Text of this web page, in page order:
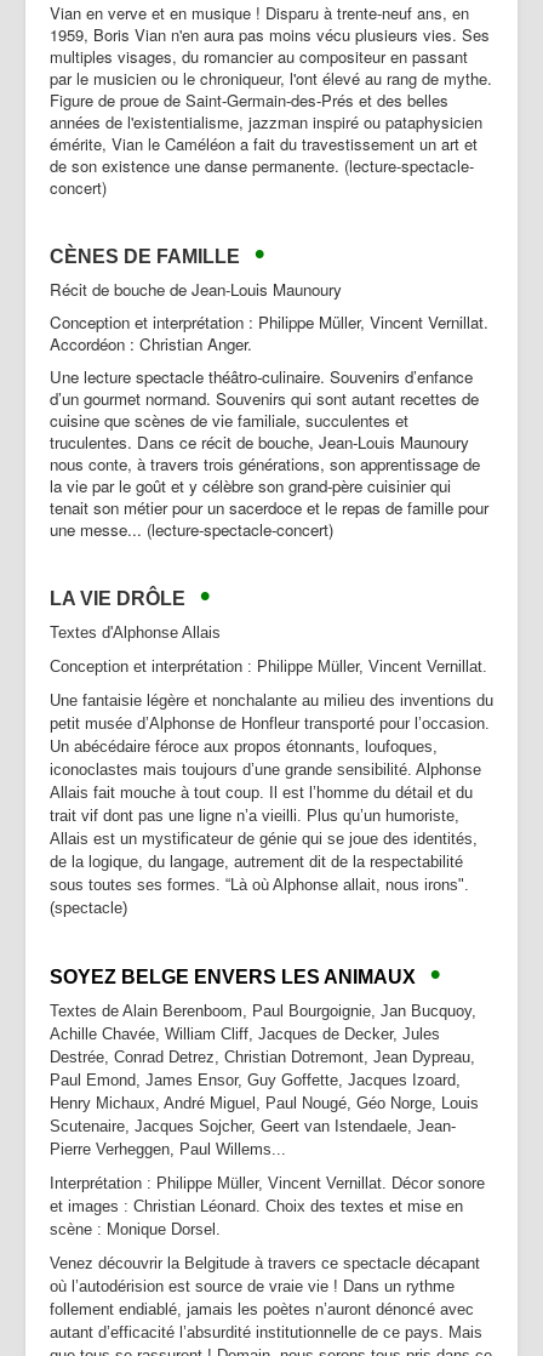
Vian en verve et en musique ! Disparu à trente-neuf ans, en
1959, Boris Vian n'en aura pas moins vécu plusieurs vies. Ses
multiples visages, du romancier au compositeur en passant
par le musicien ou le chroniqueur, l'ont élevé au rang de mythe.
Figure de proue de Saint-Germain-des-Prés et des belles
années de l'existentialisme, jazzman inspiré ou pataphysicien
émérite, Vian le Caméléon a fait du travestissement un art et
de son existence une danse permanente. (lecture-spectacle-
concert)
CÈNES DE FAMILLE •
Récit de bouche de Jean-Louis Maunoury
Conception et interprétation : Philippe Müller, Vincent Vernillat.
Accordéon : Christian Anger.
Une lecture spectacle théâtro-culinaire. Souvenirs d’enfance
d’un gourmet normand. Souvenirs qui sont autant recettes de
cuisine que scènes de vie familiale, succulentes et
truculentes. Dans ce récit de bouche, Jean-Louis Maunoury
nous conte, à travers trois générations, son apprentissage de
la vie par le goût et y célèbre son grand-père cuisinier qui
tenait son métier pour un sacerdoce et le repas de famille pour
une messe... (lecture-spectacle-concert)
LA VIE DRÔLE •
Textes d'Alphonse Allais
Conception et interprétation : Philippe Müller, Vincent Vernillat.
Une fantaisie légère et nonchalante au milieu des inventions du
petit musée d’Alphonse de Honfleur transporté pour l’occasion.
Un abécédaire féroce aux propos étonnants, loufoques,
iconoclastes mais toujours d’une grande sensibilité. Alphonse
Allais fait mouche à tout coup. Il est l’homme du détail et du
trait vif dont pas une ligne n’a vieilli. Plus qu’un humoriste,
Allais est un mystificateur de génie qui se joue des identités,
de la logique, du langage, autrement dit de la respectabilité
sous toutes ses formes. “Là où Alphonse allait, nous irons".
(spectacle)
SOYEZ BELGE ENVERS LES ANIMAUX •
Textes de Alain Berenboom, Paul Bourgoignie, Jan Bucquoy,
Achille Chavée, William Cliff, Jacques de Decker, Jules
Destrée, Conrad Detrez, Christian Dotremont, Jean Dypreau,
Paul Emond, James Ensor, Guy Goffette, Jacques Izoard,
Henry Michaux, André Miguel, Paul Nougé, Géo Norge, Louis
Scutenaire, Jacques Sojcher, Geert van Istendaele, Jean-
Pierre Verheggen, Paul Willems...
Interprétation : Philippe Müller, Vincent Vernillat. Décor sonore
et images : Christian Léonard. Choix des textes et mise en
scène : Monique Dorsel.
Venez découvrir la Belgitude à travers ce spectacle décapant
où l’autodérision est source de vraie vie ! Dans un rythme
follement endiablé, jamais les poètes n’auront dénoncé avec
autant d’efficacité l’absurdité institutionnelle de ce pays. Mais